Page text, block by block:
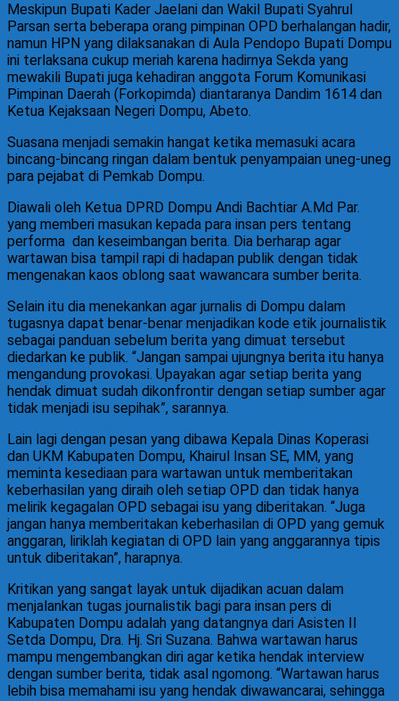
Meskipun Bupati Kader Jaelani dan Wakil Bupati Syahrul
Parsan serta beberapa orang pimpinan OPD berhalangan hadir,
namun HPN yang dilaksanakan di Aula Pendopo Bupati Dompu
ini terlaksana cukup meriah karena hadirnya Sekda yang
mewakili Bupati juga kehadiran anggota Forum Komunikasi
Pimpinan Daerah (Forkopimda) diantaranya Dandim 1614 dan
Ketua Kejaksaan Negeri Dompu, Abeto.
Suasana menjadi semakin hangat ketika memasuki acara
bincang-bincang ringan dalam bentuk penyampaian uneg-uneg
para pejabat di Pemkab Dompu.
Diawali oleh Ketua DPRD Dompu Andi Bachtiar A.Md Par.
yang memberi masukan kepada para insan pers tentang
performa dan keseimbangan berita. Dia berharap agar
wartawan bisa tampil rapi di hadapan publik dengan tidak
mengenakan kaos oblong saat wawancara sumber berita.
Selain itu dia menekankan agar jurnalis di Dompu dalam
tugasnya dapat benar-benar menjadikan kode etik journalistik
sebagai panduan sebelum berita yang dimuat tersebut
diedarkan ke publik. “Jangan sampai ujungnya berita itu hanya
mengandung provokasi. Upayakan agar setiap berita yang
hendak dimuat sudah dikonfrontir dengan setiap sumber agar
tidak menjadi isu sepihak”, sarannya.
Lain lagi dengan pesan yang dibawa Kepala Dinas Koperasi
dan UKM Kabupaten Dompu, Khairul Insan SE, MM, yang
meminta kesediaan para wartawan untuk memberitakan
keberhasilan yang diraih oleh setiap OPD dan tidak hanya
melirik kegagalan OPD sebagai isu yang diberitakan. “Juga
jangan hanya memberitakan keberhasilan di OPD yang gemuk
anggaran, liriklah kegiatan di OPD lain yang anggarannya tipis
untuk diberitakan”, harapnya.
Kritikan yang sangat layak untuk dijadikan acuan dalam
menjalankan tugas journalistik bagi para insan pers di
Kabupaten Dompu adalah yang datangnya dari Asisten II
Setda Dompu, Dra. Hj. Sri Suzana. Bahwa wartawan harus
mampu mengembangkan diri agar ketika hendak interview
dengan sumber berita, tidak asal ngomong. “Wartawan harus
lebih bisa memahami isu yang hendak diwawancarai, sehingga